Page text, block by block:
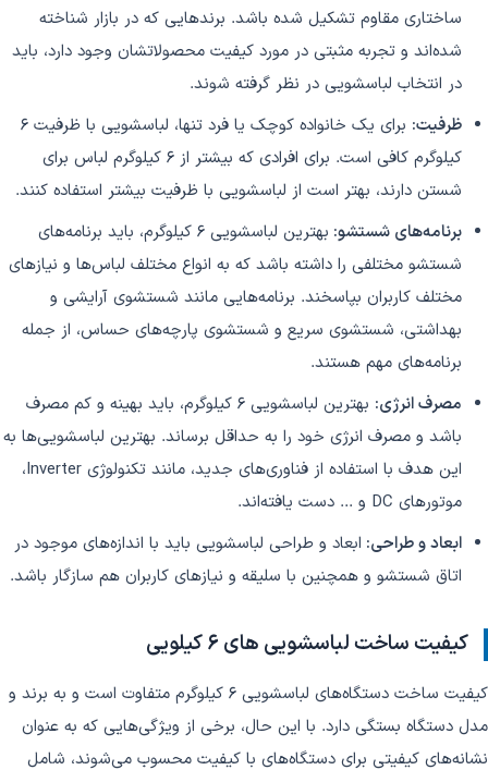
ساختاری مقاوم تشکیل شده باشد. برندهایی که در بازار شناخته
شده‌اند و تجربه مثبتی در مورد کیفیت محصولاتشان وجود دارد، باید
در انتخاب لباسشویی در نظر گرفته شوند.
ظرفیت:
برای یک خانواده کوچک یا فرد تنها، لباسشویی با ظرفیت 6
کیلوگرم کافی است. برای افرادی که بیشتر از 6 کیلوگرم لباس برای
شستن دارند، بهتر است از لباسشویی با ظرفیت بیشتر استفاده کنند.
برنامه‌های شستشو:
بهترین لباسشویی 6 کیلوگرم، باید برنامه‌های
شستشو مختلفی را داشته باشد که به انواع مختلف لباس‌ها و نیازهای
مختلف کاربران بپاسخند. برنامه‌هایی مانند شستشوی آرایشی و
بهداشتی، شستشوی سریع و شستشوی پارچه‌های حساس، از جمله
برنامه‌های مهم هستند.
مصرف انرژی:
بهترین لباسشویی 6 کیلوگرم، باید بهینه و کم مصرف
باشد و مصرف انرژی خود را به حداقل برساند. بهترین لباسشویی‌ها به
این هدف با استفاده از فناوری‌های جدید، مانند تکنولوژی Inverter،
موتورهای DC و ... دست یافته‌اند.
ابعاد و طراحی: ابعاد و طراحی لباسشویی باید با اندازه‌های موجود در
اتاق شستشو و همچنین با سلیقه و نیازهای کاربران هم سازگار باشد.
کیفیت ساخت لباسشویی های کیلویی
کیفیت ساخت دستگاه‌های لباسشویی 6 کیلوگرم متفاوت است و به برند و
مدل دستگاه بستگی دارد. با این حال، برخی از ویژگی‌هایی که به عنوان
نشانه‌های کیفیتی برای دستگاه‌های با کیفیت محسوب می‌شوند، شامل